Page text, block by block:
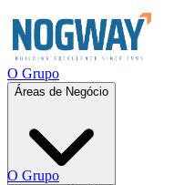
O Grupo
Áreas de Negócio
O Grupo